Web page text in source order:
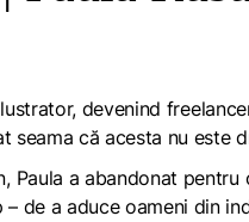
devenind
seama că acesta nu este
Paula a abandonat
de a aduce oameni din